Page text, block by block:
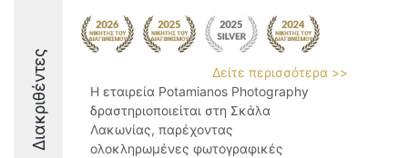
Διακριθέντες
Δείτε περισσότερα >>
Η εταιρεία Potamianos Photography
δραστηριοποιείται στη Σκάλα
Λακωνίας, παρέχοντας
ολοκληρωμένες φωτογραφικές